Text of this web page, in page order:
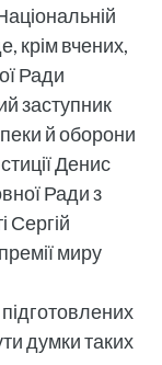
крім вчених,
Ради
заступник
й оборони
Денис
Ради з
Сергій
миру
думки таких